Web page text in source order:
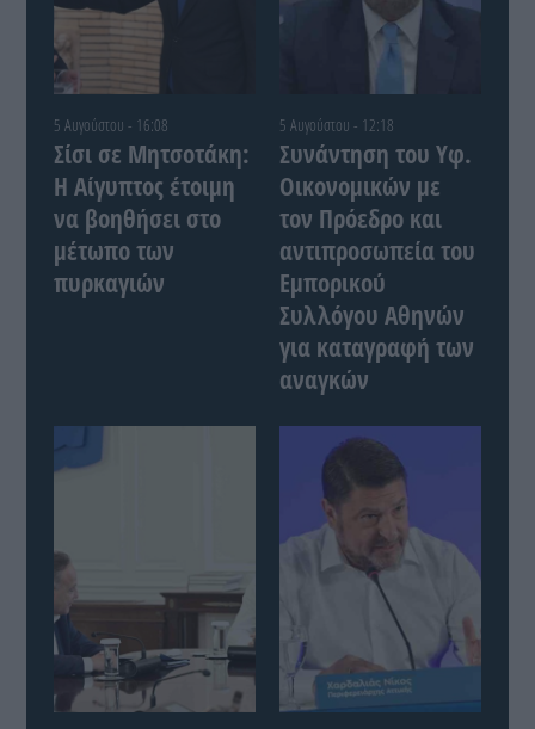
5 Αυγούστου - 16:08
Σίσι σε Μητσοτάκη:
Η Αίγυπτος έτοιμη
να βοηθήσει στο
μέτωπο των
πυρκαγιών
5 Αυγούστου - 12:18
Συνάντηση του Yφ.
Οικονομικών με
τον Πρόεδρο και
αντιπροσωπεία του
Εμπορικού
Συλλόγου Αθηνών
για καταγραφή των
αναγκών